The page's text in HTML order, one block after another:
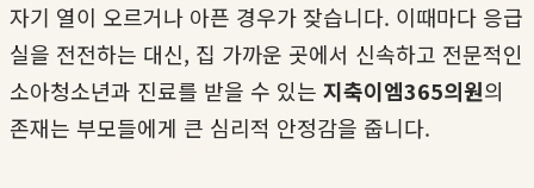
자기 열이 오르거나 아픈 경우가 잦습니다. 이때마다 응급
실을 전전하는 대신, 집 가까운 곳에서 신속하고 전문적인
소아청소년과 진료를 받을 수 있는 지축이엠365의원의
존재는 부모들에게 큰 심리적 안정감을 줍니다.